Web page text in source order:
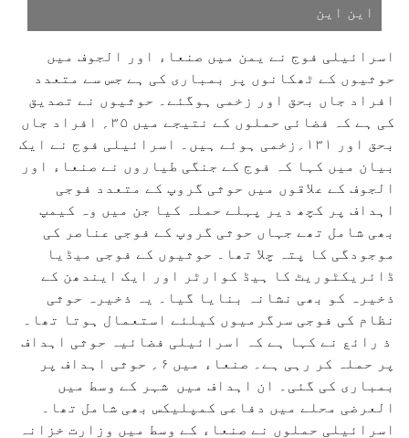
این این
اسرائیلی فوج نے یمن میں صنعاء اور الجوف میں
حوثیوں کے ٹھکانوں پر بمباری کی ہے جس سے متعدد
افراد جاں بحق اور زخمی ہوگئے۔ حوثیوں نے تصدیق
کی ہے کہ فضائی حملوں کے نتیجے میں ۳۵؍ افراد جاں
بحق اور ۱۳۱؍زخمی ہوئے ہیں۔ اسرائیلی فوج نے ایک
بیان میں کہا کہ فوج کے جنگی طیاروں نے صنعاء اور
الجوف کے علاقوں میں حوثی گروپ کے متعدد فوجی
اہداف پر کچھ دیر پہلے حملہ کیا جن میں وہ کیمپ
بھی شامل تھے جہاں حوثی گروپ کے فوجی عناصر کی
موجودگی کا پتہ چلا تھا۔ حوثیوں کے فوجی میڈیا
ڈائریکٹوریٹ کا ہیڈ کوارٹر اور ایک ایندھن کے
ذخیرہ کو بھی نشانہ بنایا گیا۔ یہ ذخیرہ حوثی
نظام کی فوجی سرگرمیوں کیلئے استعمال ہوتا تھا۔
ذ رائع نے کہا ہے کہ اسرائیلی فضائیہ حوثی اہداف
پر حملہ کر رہی ہے۔ صنعاء میں ۶؍ حوثی اہداف پر
بمباری کی گئی۔ ان اہداف میں شہر کے وسط میں
العرضی محلے میں دفاعی کمپلیکس بھی شامل تھا۔
اسرائیلی حملوں نے صنعاء کے وسط میں وزارت خزانہ